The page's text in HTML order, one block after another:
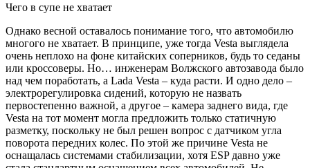
Чего в супе не хватает
Однако весной оставалось понимание того, что автомобилю
многого не хватает. В принципе, уже тогда Vesta выглядела
очень неплохо на фоне китайских соперников, будь то седаны
или кроссоверы. Но… инженерам Волжского автозавода было
над чем поработать, а Lada Vesta – куда расти. И одно дело –
электрорегулировка сидений, которую не назвать
первостепенно важной, а другое – камера заднего вида, где
Vesta на тот момент могла предложить только статичную
разметку, поскольку не был решен вопрос с датчиком угла
поворота передних колес. По этой же причине Vesta не
оснащалась системами стабилизации, хотя ESP давно уже